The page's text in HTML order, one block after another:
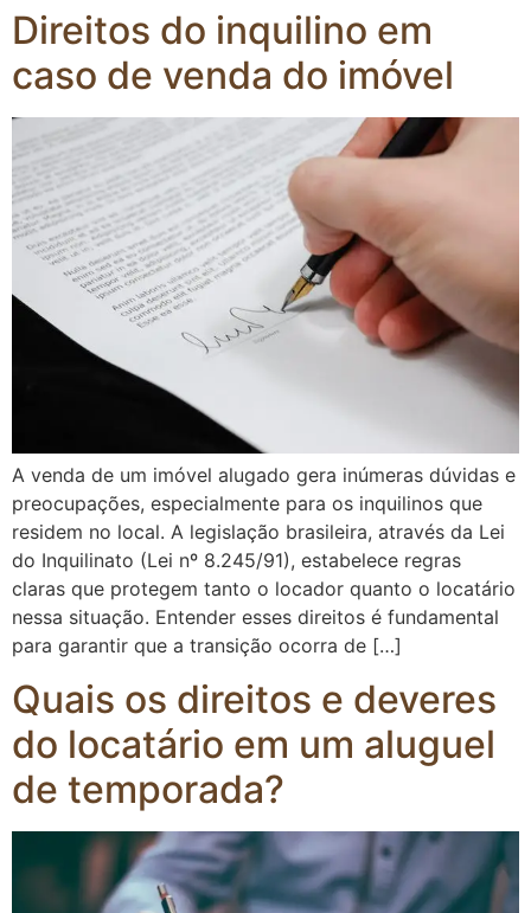
Direitos do inquilino em
caso de venda do imóvel
A venda de um imóvel alugado gera inúmeras dúvidas e
preocupações, especialmente para os inquilinos que
residem no local. A legislação brasileira, através da Lei
do Inquilinato (Lei nº 8.245/91), estabelece regras
claras que protegem tanto o locador quanto o locatário
nessa situação. Entender esses direitos é fundamental
para garantir que a transição ocorra de […]
Quais os direitos e deveres
do locatário em um aluguel
de temporada?